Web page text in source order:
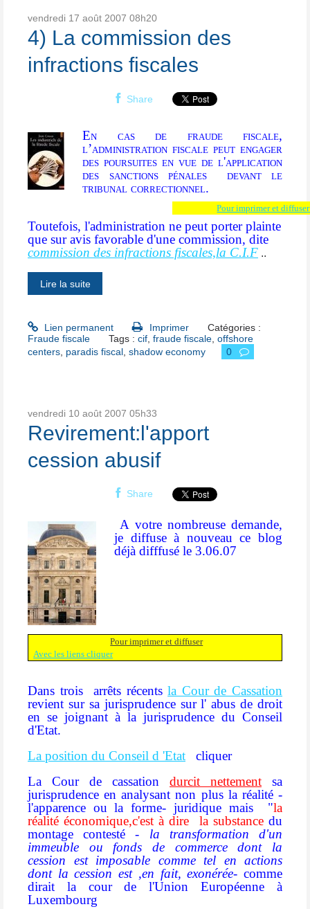
vendredi 17 août 2007 08h20
4) La commission des
infractions fiscales
Share
En cas de fraude fiscale,
l’administration fiscale peut engager
des poursuites en vue de l'application
des sanctions pénales devant le
tribunal correctionnel.
Pour imprimer et
Toutefois, l'administration ne peut porter plainte
que sur avis favorable d'une commission, dite
commission des infractions fiscales,la C.I.F ..
Lire la suite
Lien permanent Imprimer
Catégories :
Fraude fiscale
Tags :cif ,fraude fiscale ,offshore
centers paradis fiscal shadow economy 0
vendredi 10 août 2007 05h33
Revirement:l'apport
cession abusif
Share
A votre nombreuse demande,
je diffuse à nouveau ce blog
déjà difffusé le 3.06.07
Pour imprimer et diffuser
Avec les liens cliquer
Dans trois arrêts récentsla Cour de Cassation
revient sur sa jurisprudence sur l' abus de droit
en se joignant à la jurisprudence du Conseil
d'Etat.
La position du Conseil d 'Etat cliquer
La Cour de cassation durcit nettement sa
jurisprudence en analysant non plus la réalité -
l'apparence ou la forme- juridique mais "la
réalité économique,c'est à dire la substancedu
montage contesté- la transformation d'un
immeuble ou fonds de commerce dont la
cession est imposable comme tel en actions
dont la cession est ,en fait, exonérée- comme
dirait la cour de l'Union Européenne à
Luxembourg